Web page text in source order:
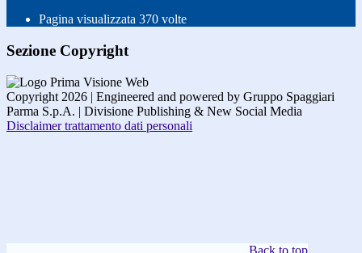
Pagina visualizzata 370 volte
Sezione Copyright
Copyright 2026 | Engineered and powered by Gruppo Spaggiari
Parma S.p.A. | Divisione Publishing & New Social Media
Disclaimer trattamento dati personali
Back to top